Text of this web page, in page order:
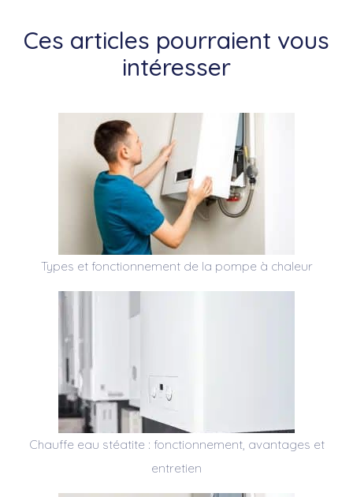
Ces articles pourraient vous
intéresser
Types et fonctionnement de la pompe à chaleur
Chauffe eau stéatite : fonctionnement, avantages et
entretien